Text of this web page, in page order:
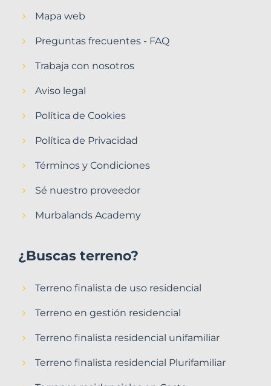
Mapa web
Preguntas frecuentes - FAQ
Trabaja con nosotros
Aviso legal
Política de Cookies
Política de Privacidad
Términos y Condiciones
Sé nuestro proveedor
Murbalands Academy
¿Buscas terreno?
Terreno finalista de uso residencial
Terreno en gestión residencial
Terreno finalista residencial unifamiliar
Terreno finalista residencial Plurifamiliar